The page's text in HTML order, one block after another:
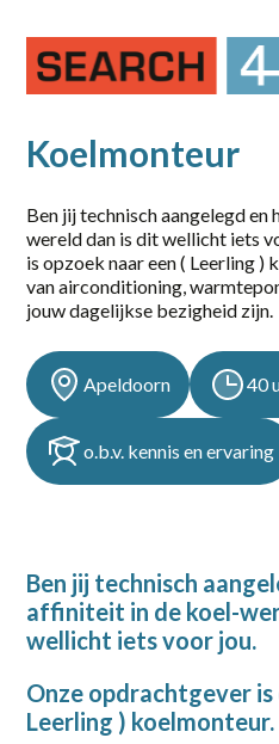
Koelmonteur
Ben jij technisch aangelegd
wereld dan is dit wellicht iets
is opzoek naar een ( Leerling )
van airconditioning,
jouw dagelijkse bezigheid zijn.
Apeldoorn 40
o.b.v. kennis en ervaring
Ben jij technisch
affiniteit in de koel-
wellicht iets voor jou.
Onze opdrachtgever is
Leerling ) koelmonteur.
Job Alert
E-mail
dienstverband
20-36 uur
24 - 40 uur